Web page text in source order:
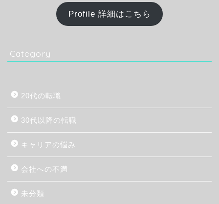
Profile 詳細はこちら
Category
20代の転職
30代以降の転職
キャリアの悩み
会社への不満
未分類